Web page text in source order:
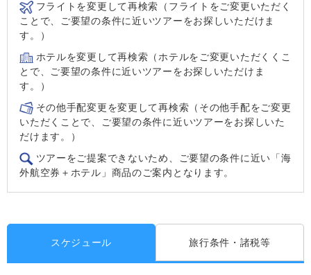
フライトを変更して再検索（フライトをご変更いただく
ことで、ご要望の条件に近いツアーをお探しいただけま
す。）
ホテルを変更して再検索（ホテルをご変更いただくくこ
とで、ご要望の条件に近いツアーをお探しいただけま
す。）
その他手配変更を変更して再検索（その他手配をご変更
いただくことで、ご要望の条件に近いツアーをお探しいた
だけます。）
ツアーをご提案できないため、ご要望の条件に近い「海
外航空券＋ホテル」商品のご案内となります。
スケジュール 旅行条件・諸税等